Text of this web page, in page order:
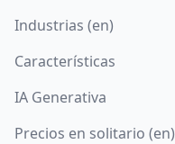
Industrias (en)
Características
IA Generativa
Precios en solitario (en)